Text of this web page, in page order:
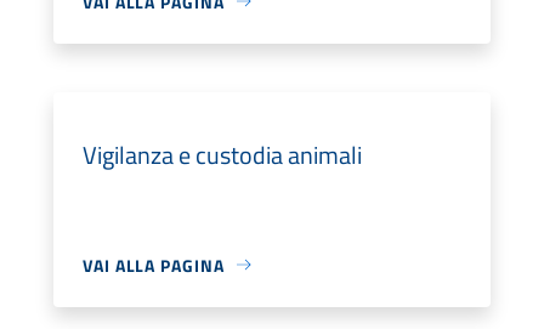
Vigilanza e custodia animali
VAI ALLA PAGINA